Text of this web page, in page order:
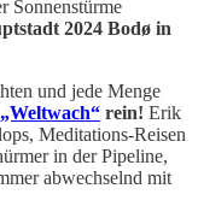
Sonnenstürme
2024 Bodø in
und jede Menge
rein! Erik
Meditations-Reisen
in der Pipeline,
abwechselnd mit